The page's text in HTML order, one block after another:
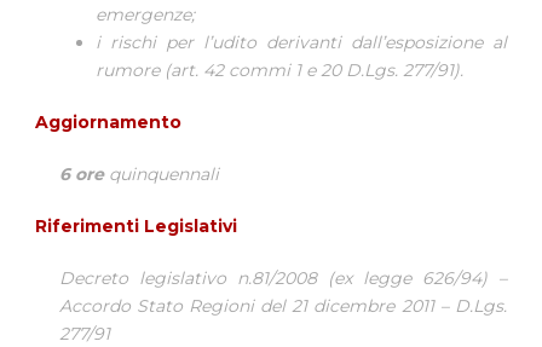
emergenze;
i rischi per l’udito derivanti dall’esposizione al
rumore (art. 42 commi 1 e 20 D.Lgs. 277/91).
Aggiornamento
6 ore quinquennali
Riferimenti Legislativi
Decreto legislativo n.81/2008 (ex legge 626/94) –
Accordo Stato Regioni del 21 dicembre 2011 – D.Lgs.
277/91